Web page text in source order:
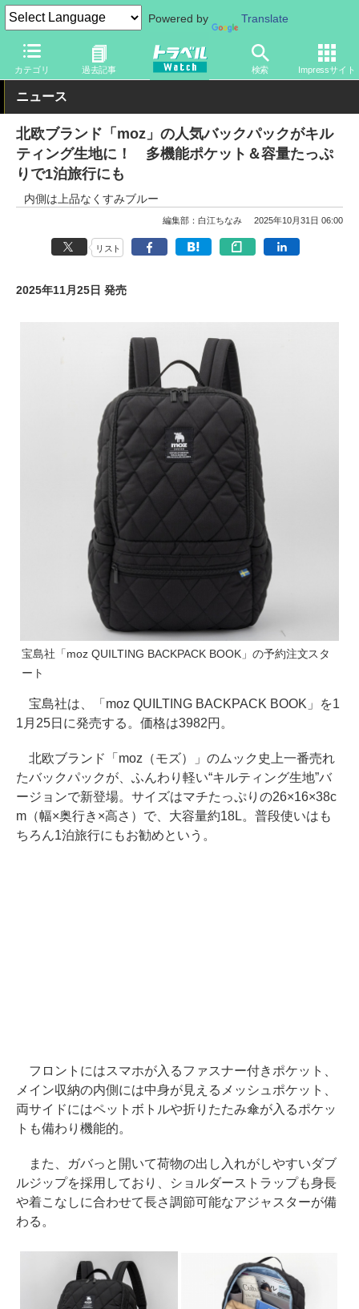
Powered by Translate
カテゴリ 過去記事 検索 Impressサイト
トラベル Watch 旅のアイテム 旅行グッズ バッグ
ニュース
北欧ブランド「moz」の人気バックパックがキル
ティング生地に！ 多機能ポケット＆容量たっぷ
りで1泊旅行にも
内側は上品なくすみブルー
編集部：白江ちなみ 2025年10月31日 06:00
リスト
2025年11月25日 発売
宝島社「moz QUILTING BACKPACK BOOK」の予約注文スタ
ート
宝島社は、「moz QUILTING BACKPACK BOOK」を1
1月25日に発売する。価格は3982円。
北欧ブランド「moz（モズ）」のムック史上一番売れ
たバックパックが、ふんわり軽い“キルティング生地”バ
ージョンで新登場。サイズはマチたっぷりの26×16×38c
m（幅×奥行き×高さ）で、大容量約18L。普段使いはも
ちろん1泊旅行にもお勧めという。
フロントにはスマホが入るファスナー付きポケット、
メイン収納の内側には中身が見えるメッシュポケット、
両サイドにはペットボトルや折りたたみ傘が入るポケッ
トも備わり機能的。
また、ガバっと開いて荷物の出し入れがしやすいダブ
ルジップを採用しており、ショルダーストラップも身長
や着こなしに合わせて長さ調節可能なアジャスターが備
わる。